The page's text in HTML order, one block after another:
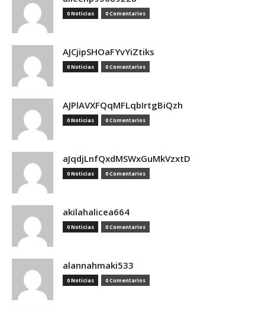
0 Noticias 0 Comentarios
AJCjipSHOaFYvYiZtiks
0 Noticias 0 Comentarios
AJPlAVXFQqMFLqbIrtgBiQzh
0 Noticias 0 Comentarios
aJqdjLnfQxdMSWxGuMkVzxtD
0 Noticias 0 Comentarios
akilahalicea664
0 Noticias 0 Comentarios
alannahmaki533
0 Noticias 0 Comentarios